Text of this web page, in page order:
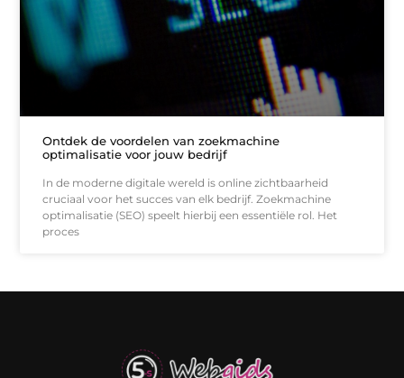
Ontdek de voordelen van zoekmachine
optimalisatie voor jouw bedrijf
In de moderne digitale wereld is online zichtbaarheid
cruciaal voor het succes van elk bedrijf. Zoekmachine
optimalisatie (SEO) speelt hierbij een essentiële rol. Het
proces